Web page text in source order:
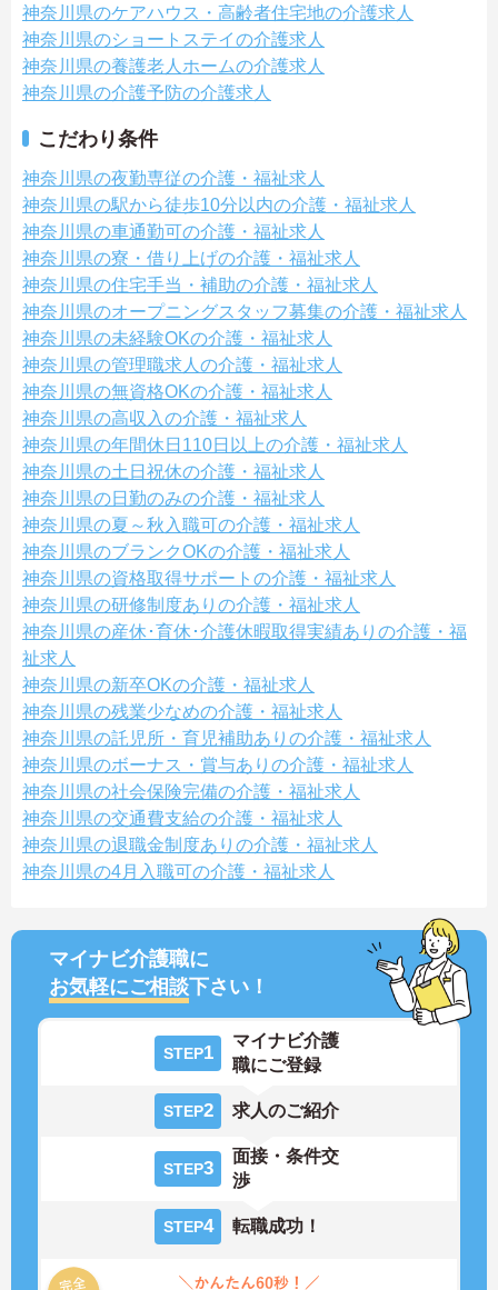
神奈川県のケアハウス・高齢者住宅地の介護求人
神奈川県のショートステイの介護求人
神奈川県の養護老人ホームの介護求人
神奈川県の介護予防の介護求人
こだわり条件
神奈川県の夜勤専従の介護・福祉求人
神奈川県の駅から徒歩10分以内の介護・福祉求人
神奈川県の車通勤可の介護・福祉求人
神奈川県の寮・借り上げの介護・福祉求人
神奈川県の住宅手当・補助の介護・福祉求人
神奈川県のオープニングスタッフ募集の介護・福祉求人
神奈川県の未経験OKの介護・福祉求人
神奈川県の管理職求人の介護・福祉求人
神奈川県の無資格OKの介護・福祉求人
神奈川県の高収入の介護・福祉求人
神奈川県の年間休日110日以上の介護・福祉求人
神奈川県の土日祝休の介護・福祉求人
神奈川県の日勤のみの介護・福祉求人
神奈川県の夏～秋入職可の介護・福祉求人
神奈川県のブランクOKの介護・福祉求人
神奈川県の資格取得サポートの介護・福祉求人
神奈川県の研修制度ありの介護・福祉求人
神奈川県の産休･育休･介護休暇取得実績ありの介護・福
祉求人
神奈川県の新卒OKの介護・福祉求人
神奈川県の残業少なめの介護・福祉求人
神奈川県の託児所・育児補助ありの介護・福祉求人
神奈川県のボーナス・賞与ありの介護・福祉求人
神奈川県の社会保険完備の介護・福祉求人
神奈川県の交通費支給の介護・福祉求人
神奈川県の退職金制度ありの介護・福祉求人
神奈川県の4月入職可の介護・福祉求人
マイナビ介護職に
お気軽にご相談下さい！
STEP1
マイナビ介護
職にご登録
STEP2 求人のご紹介
STEP3
面接・条件交
渉
STEP4 転職成功！